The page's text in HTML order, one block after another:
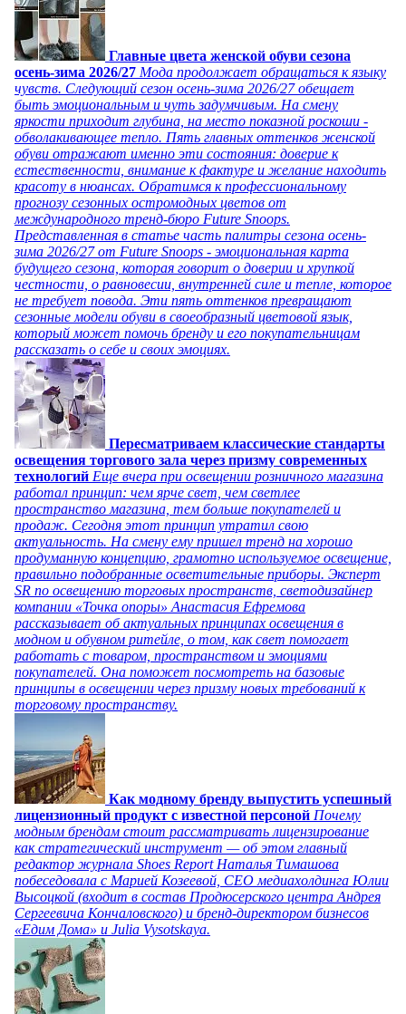
Главные цвета женской обуви сезона
осень-зима 2026/27 Мода продолжает обращаться к языку
чувств. Следующий сезон осень-зима 2026/27 обещает
быть эмоциональным и чуть задумчивым. На смену
яркости приходит глубина, на место показной роскоши -
обволакивающее тепло. Пять главных оттенков женской
обуви отражают именно эти состояния: доверие к
естественности, внимание к фактуре и желание находить
красоту в нюансах. Обратимся к профессиональному
прогнозу сезонных остромодных цветов от
международного тренд-бюро Future Snoops.
Представленная в статье часть палитры сезона осень-
зима 2026/27 от Future Snoops - эмоциональная карта
будущего сезона, которая говорит о доверии и хрупкой
честности, о равновесии, внутренней силе и тепле, которое
не требует повода. Эти пять оттенков превращают
сезонные модели обуви в своеобразный цветовой язык,
который может помочь бренду и его покупательницам
рассказать о себе и своих эмоциях.
Пересматриваем классические стандарты
освещения торгового зала через призму современных
технологий Еще вчера при освещении розничного магазина
работал принцип: чем ярче свет, чем светлее
пространство магазина, тем больше покупателей и
продаж. Сегодня этот принцип утратил свою
актуальность. На смену ему пришел тренд на хорошо
продуманную концепцию, грамотно используемое освещение,
правильно подобранные осветительные приборы. Эксперт
SR по освещению торговых пространств, светодизайнер
компании «Точка опоры» Анастасия Ефремова
рассказывает об актуальных принципах освещения в
модном и обувном ритейле, о том, как свет помогает
работать с товаром, пространством и эмоциями
покупателей. Она поможет посмотреть на базовые
принципы в освещении через призму новых требований к
торговому пространству.
Как модному бренду выпустить успешный
лицензионный продукт с известной персоной Почему
модным брендам стоит рассматривать лицензирование
как стратегический инструмент — об этом главный
редактор журнала Shoes Report Наталья Тимашова
побеседовала с Марией Козеевой, СЕО медиахолдинга Юлии
Высоцкой (входит в состав Продюсерского центра Андрея
Сергеевича Кончаловского) и бренд-директором бизнесов
«Едим Дома» и Julia Vysotskaya.